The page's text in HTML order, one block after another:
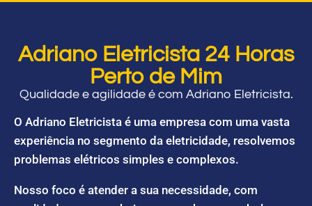
Adriano Eletricista 24 Horas
Perto de Mim
Qualidade e agilidade é com Adriano Eletricista.
O Adriano Eletricista é uma empresa com uma vasta
experiência no segmento da eletricidade, resolvemos
problemas elétricos simples e complexos.
Nosso foco é atender a sua necessidade, com